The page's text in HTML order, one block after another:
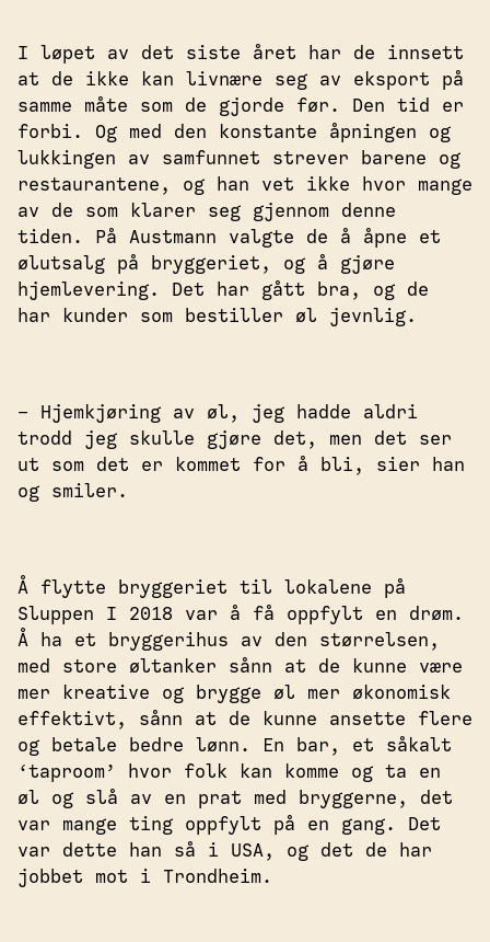
I løpet av det siste året har de innsett
at de ikke kan livnære seg av eksport på
samme måte som de gjorde før. Den tid er
forbi. Og med den konstante åpningen og
lukkingen av samfunnet strever barene og
restaurantene, og han vet ikke hvor mange
av de som klarer seg gjennom denne
tiden. På Austmann valgte de å åpne et
ølutsalg på bryggeriet, og å gjøre
hjemlevering. Det har gått bra, og de
har kunder som bestiller øl jevnlig.
– Hjemkjøring av øl, jeg hadde aldri
trodd jeg skulle gjøre det, men det ser
ut som det er kommet for å bli, sier han
og smiler.
Å flytte bryggeriet til lokalene på
Sluppen I 2018 var å få oppfylt en drøm.
Å ha et bryggerihus av den størrelsen,
med store øltanker sånn at de kunne være
mer kreative og brygge øl mer økonomisk
effektivt, sånn at de kunne ansette flere
og betale bedre lønn. En bar, et såkalt
‘taproom’ hvor folk kan komme og ta en
øl og slå av en prat med bryggerne, det
var mange ting oppfylt på en gang. Det
var dette han så i USA, og det de har
jobbet mot i Trondheim.